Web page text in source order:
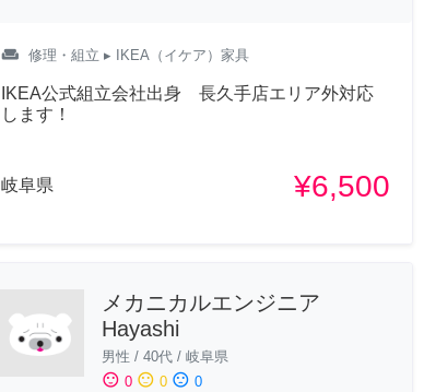
weekend 修理・組立 ▸ IKEA（イケア）家具
IKEA公式組立会社出身 長久手店エリア外対応
します！
岐阜県 ¥6,500
メカニカルエンジニア
Hayashi
男性 / 40代 / 岐阜県
sentiment_satisfied 0 sentiment_neutral 0 sentiment_dissatisfied 0